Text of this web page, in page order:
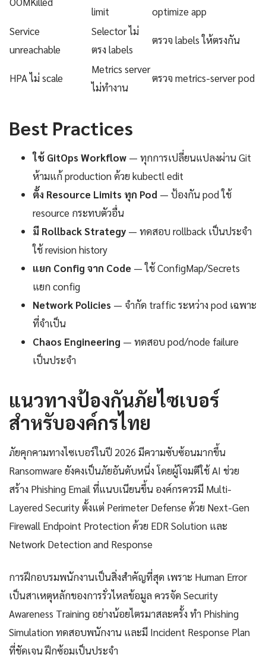
limit
optimize app
Service
unreachable
Selector ไม่
ตรง labels
ตรวจ labels ให้ตรงกัน
HPA ไม่ scale
Metrics server
ไม่ทำงาน
ตรวจ metrics-server pod
Best Practices
ใช้ GitOps Workflow — ทุกการเปลี่ยนแปลงผ่าน Git
ห้ามแก้ production ด้วย kubectl edit
ตั้ง Resource Limits ทุก Pod — ป้องกัน pod ใช้
resource กระทบตัวอื่น
มี Rollback Strategy — ทดสอบ rollback เป็นประจำ
ใช้ revision history
แยก Config จาก Code — ใช้ ConfigMap/Secrets
แยก config
Network Policies — จำกัด traffic ระหว่าง pod เฉพาะ
ที่จำเป็น
Chaos Engineering — ทดสอบ pod/node failure
เป็นประจำ
แนวทางป้องกันภัยไซเบอร์
สำหรับองค์กรไทย
ภัยคุกคามทางไซเบอร์ในปี 2026 มีความซับซ้อนมากขึ้น
Ransomware ยังคงเป็นภัยอันดับหนึ่ง โดยผู้โจมตีใช้ AI ช่วย
สร้าง Phishing Email ที่แนบเนียนขึ้น องค์กรควรมี Multi-
Layered Security ตั้งแต่ Perimeter Defense ด้วย Next-Gen
Firewall Endpoint Protection ด้วย EDR Solution และ
Network Detection and Response
การฝึกอบรมพนักงานเป็นสิ่งสำคัญที่สุด เพราะ Human Error
เป็นสาเหตุหลักของการรั่วไหลข้อมูล ควรจัด Security
Awareness Training อย่างน้อยไตรมาสละครั้ง ทำ Phishing
Simulation ทดสอบพนักงาน และมี Incident Response Plan
ที่ชัดเจน ฝึกซ้อมเป็นประจำ